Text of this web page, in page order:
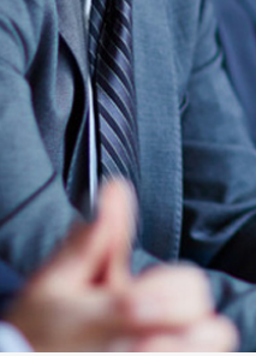
核心股东
发展里程